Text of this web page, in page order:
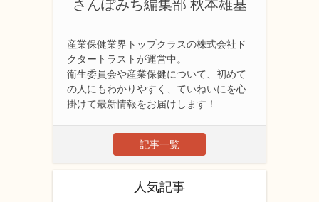
産業保健業界トップクラスの株式会社ド
クタートラストが運営中。
衛生委員会や産業保健について、初めて
の人にもわかりやすく、ていねいにを心
掛けて最新情報をお届けします！
記事一覧
人気記事